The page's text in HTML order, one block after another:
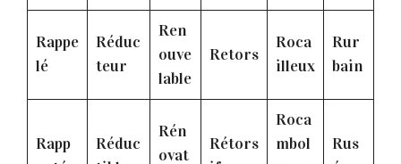
Rappe
lé
Réduc
teur
Ren
ouve
lable
Retors
Roca
illeux
Rur
bain
Rapp
Réduc
Rén
ovat
Rétors
Roca
mbol
Rus